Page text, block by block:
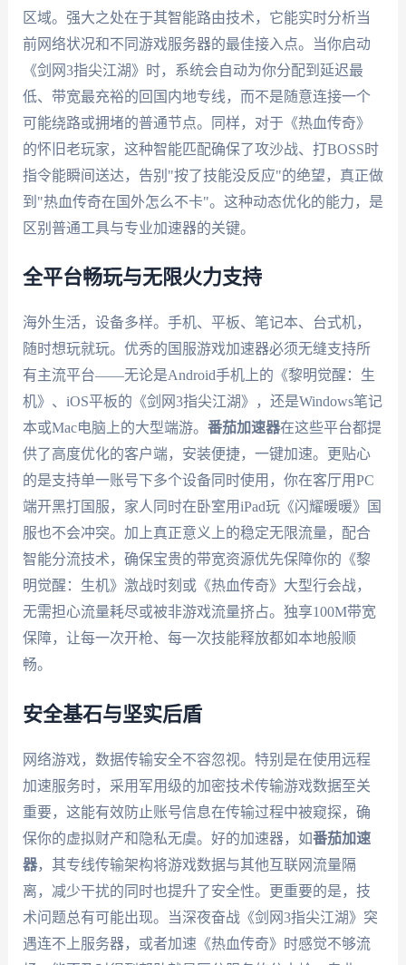
区域。强大之处在于其智能路由技术，它能实时分析当
前网络状况和不同游戏服务器的最佳接入点。当你启动
《剑网3指尖江湖》时，系统会自动为你分配到延迟最
低、带宽最充裕的回国内地专线，而不是随意连接一个
可能绕路或拥堵的普通节点。同样，对于《热血传奇》
的怀旧老玩家，这种智能匹配确保了攻沙战、打BOSS时
指令能瞬间送达，告别"按了技能没反应"的绝望，真正做
到"热血传奇在国外怎么不卡"。这种动态优化的能力，是
区别普通工具与专业加速器的关键。
全平台畅玩与无限火力支持
海外生活，设备多样。手机、平板、笔记本、台式机，
随时想玩就玩。优秀的国服游戏加速器必须无缝支持所
有主流平台——无论是Android手机上的《黎明觉醒：生
机》、iOS平板的《剑网3指尖江湖》，还是Windows笔记
本或Mac电脑上的大型端游。 番茄加速器在这些平台都提
供了高度优化的客户端，安装便捷，一键加速。更贴心
的是支持单一账号下多个设备同时使用，你在客厅用PC
端开黑打国服，家人同时在卧室用iPad玩《闪耀暖暖》国
服也不会冲突。加上真正意义上的稳定无限流量，配合
智能分流技术，确保宝贵的带宽资源优先保障你的《黎
明觉醒：生机》激战时刻或《热血传奇》大型行会战，
无需担心流量耗尽或被非游戏流量挤占。独享100M带宽
保障，让每一次开枪、每一次技能释放都如本地般顺
畅。
安全基石与坚实后盾
网络游戏，数据传输安全不容忽视。特别是在使用远程
加速服务时，采用军用级的加密技术传输游戏数据至关
重要，这能有效防止账号信息在传输过程中被窥探，确
保你的虚拟财产和隐私无虞。好的加速器，如番茄加速
器，其专线传输架构将游戏数据与其他互联网流量隔
离，减少干扰的同时也提升了安全性。更重要的是，技
术问题总有可能出现。当深夜奋战《剑网3指尖江湖》突
遇连不上服务器，或者加速《热血传奇》时感觉不够流